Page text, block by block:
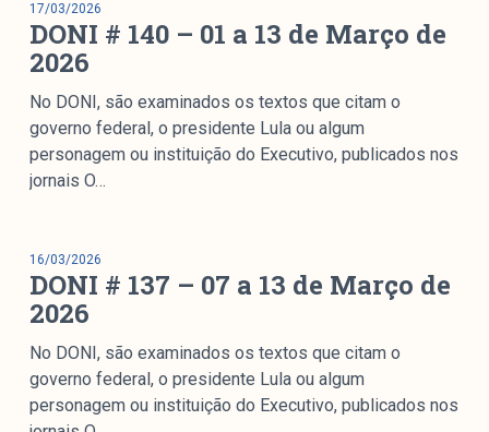
17/03/2026
DONI # 140 – 01 a 13 de Março de
2026
No DONI, são examinados os textos que citam o
governo federal, o presidente Lula ou algum
personagem ou instituição do Executivo, publicados nos
jornais O…
16/03/2026
DONI # 137 – 07 a 13 de Março de
2026
No DONI, são examinados os textos que citam o
governo federal, o presidente Lula ou algum
personagem ou instituição do Executivo, publicados nos